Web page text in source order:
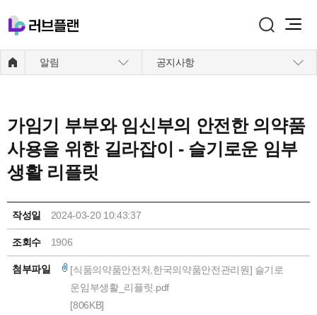
알림 공지사항
가임기 부부와 임신부의 안전한 의약품
사용을 위한 길라잡이 - 슬기로운 임부
생활 리플릿
작성일 2024-03-20 10:43:37
조회수 1906
첨부파일
[식품의약품안전처,한국의약품안전관리원] 슬기로
운임부생활_리플릿.pdf
[806KB]